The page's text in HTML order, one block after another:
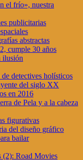
el frío», nuestra
publicitarias
abstractas
cumple 30 años
ilusión
detectives holísticos
del siglo XX
en 2016
de Pela y a la cabeza
figurativas
del diseño gráfico
bailar
(2): Road Movies